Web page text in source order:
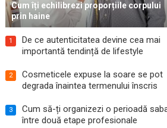
Cum îți echilibrezi proporțiile corpului
prin haine
1
De ce autenticitatea devine cea mai
importantă tendință de lifestyle
2
Cosmeticele expuse la soare se pot
degrada înaintea termenului înscris
3
Cum să-ți organizezi o perioadă
între două etape profesionale